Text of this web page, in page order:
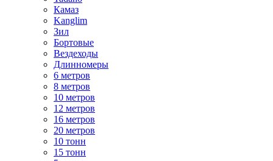
Камаз
Kanglim
Зил
Бортовые
Вездеходы
Длинномеры
6 метров
8 метров
10 метров
12 метров
16 метров
20 метров
10 тонн
15 тонн